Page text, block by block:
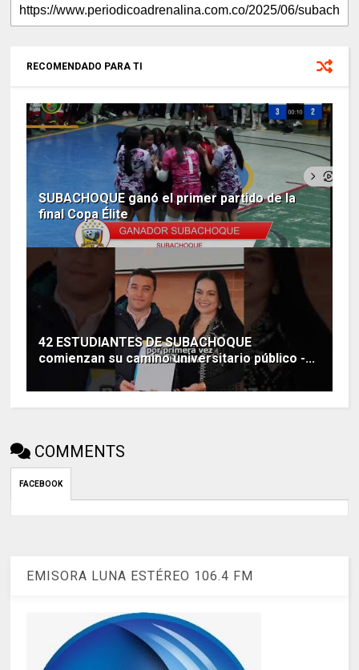
RECOMENDADO PARA TI
SUBACHOQUE ganó el primer partido de la
final Copa Élite
42 ESTUDIANTES DE SUBACHOQUE
comienzan su camino universitario público -...
COMMENTS
FACEBOOK
EMISORA LUNA ESTÉREO 106.4 FM